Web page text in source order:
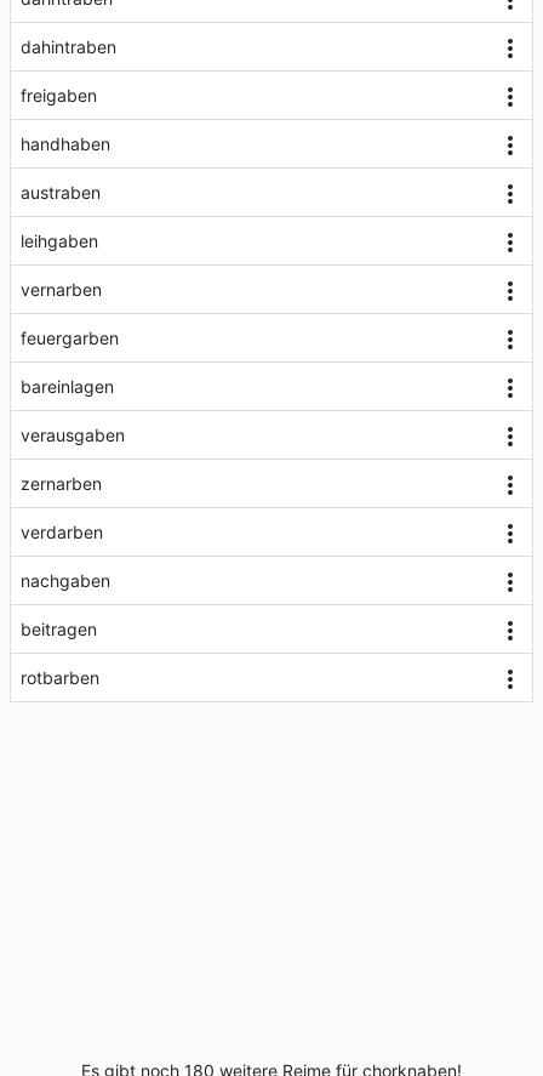
dahintraben
freigaben
handhaben
austraben
leihgaben
vernarben
feuergarben
bareinlagen
verausgaben
zernarben
verdarben
nachgaben
beitragen
rotbarben
Es gibt noch 180 weitere Reime für chorknaben!